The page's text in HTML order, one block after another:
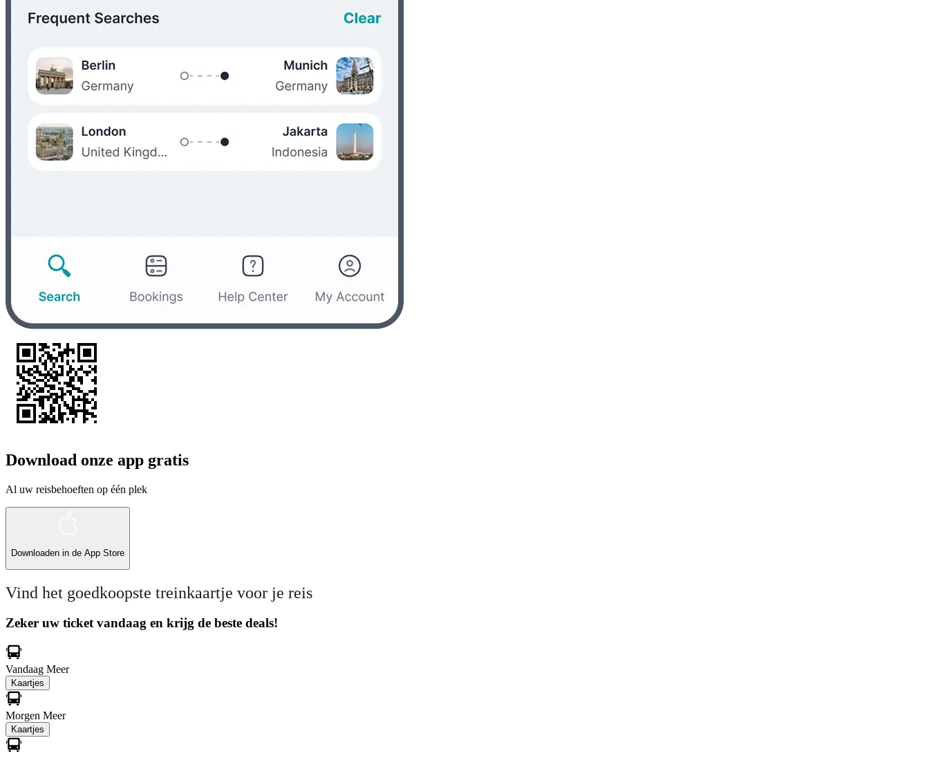
Download onze app gratis
Al uw reisbehoeften op één plek
Downloaden in de App Store
Vind het goedkoopste treinkaartje voor je reis
Zeker uw ticket vandaag en krijg de beste deals!
Vandaag Meer
Kaartjes
Morgen Meer
Kaartjes